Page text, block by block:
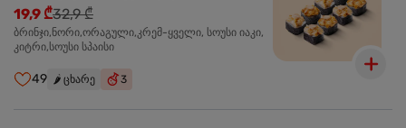
19,9 ₾32,9 ₾
ბრინჯი,ნორი,ორაგული,კრემ-ყველი, სოუსი იაკი,
კიტრი,სოუსი სპაისი
49 🌶️ ცხარე 3